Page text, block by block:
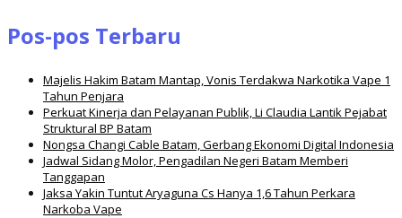
Pos-pos Terbaru
Majelis Hakim Batam Mantap, Vonis Terdakwa Narkotika Vape 1
Tahun Penjara
Perkuat Kinerja dan Pelayanan Publik, Li Claudia Lantik Pejabat
Struktural BP Batam
Nongsa Changi Cable Batam, Gerbang Ekonomi Digital Indonesia
Jadwal Sidang Molor, Pengadilan Negeri Batam Memberi
Tanggapan
Jaksa Yakin Tuntut Aryaguna Cs Hanya 1,6 Tahun Perkara
Narkoba Vape